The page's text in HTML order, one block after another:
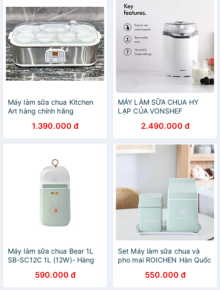
Máy làm sữa chua Kitchen
Art hàng chính hãng
1.390.000 đ
MÁY LÀM SỮA CHUA HY
LẠP CỦA VONSHEF
2.490.000 đ
Máy làm sữa chua Bear 1L
SB-SC12C 1L (12W)- Hàng
590.000 đ
Set Máy làm sữa chua và
pho mai ROICHEN Hàn Quốc
550.000 đ